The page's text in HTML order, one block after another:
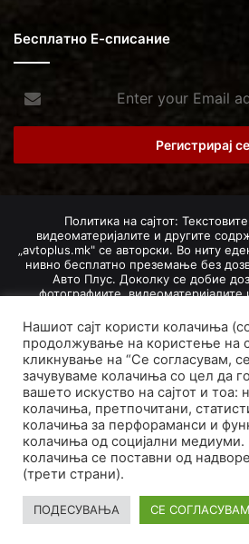
Бесплатно Е-списание
your
Email
Политика на сајтот:
видеоматеријалите и другите
„avtoplus.mk" се авторски. Во ниту
нивно бесплатно преземање без
Авто Плус. Доколку се добие
фотографиите,
изворот и авторот со вметнување на
(линк) до оригиналната содржина
добивање на одобрување од
текст, може да се превземе само
насловот, придружната фотографија
фотографија) и воведниот дел на
Преземање содржини од „avtoplus.mk"
не е дозволено и подложи на
Законот за авторски и
Developed by PROCESS IN.
Политика за приватност
Нашиот сајт користи колачиња
продолжување на користење на
кликнување на “Се согласувам,
зачувуваме колачиња со цел да
вашето искуство на сајтот и тоа:
колачиња, претпочитани,
колачиња за перфораманси и
колачиња од социјални
колачиња се поставни од
(трети страни).
ПОДЕСУВАЊА СЕ СОГЛАСУВАМ